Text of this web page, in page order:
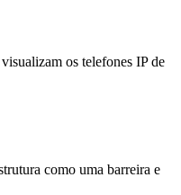
os telefones IP de
como uma barreira e